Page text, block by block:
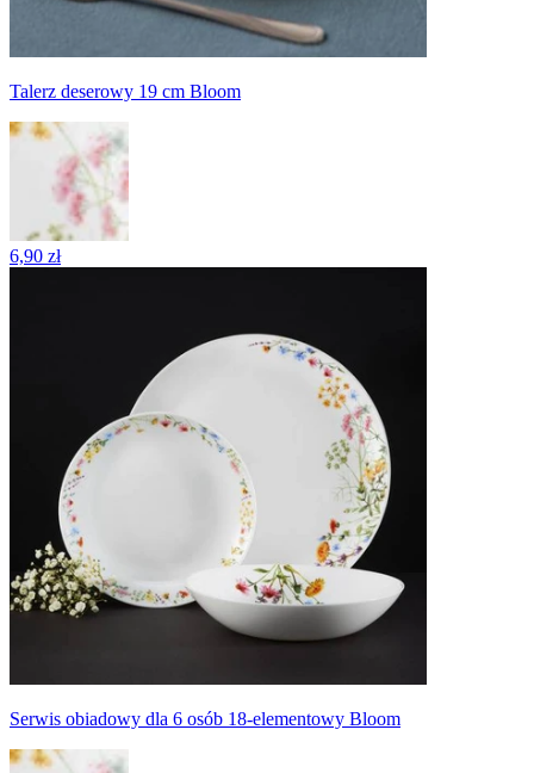
Talerz deserowy 19 cm Bloom
6,90 zł
Serwis obiadowy dla 6 osób 18-elementowy Bloom